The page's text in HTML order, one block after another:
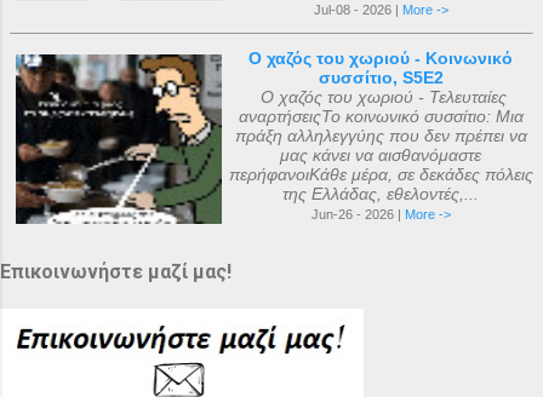
Jul-08 - 2026 | More ->
Ο χαζός του χωριού - Κοινωνικό
συσσίτιο, S5E2
Ο χαζός του χωριού - Τελευταίες
αναρτήσειςΤο κοινωνικό συσσίτιο: Μια
πράξη αλληλεγγύης που δεν πρέπει να
μας κάνει να αισθανόμαστε
περήφανοιΚάθε μέρα, σε δεκάδες πόλεις
της Ελλάδας, εθελοντές,...
Jun-26 - 2026 | More ->
Επικοινωνήστε μαζί μας!